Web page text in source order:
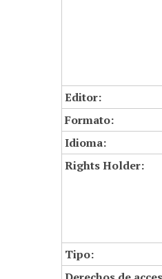
Editor:
Formato:
Idioma:
Rights Holder:
Tipo: